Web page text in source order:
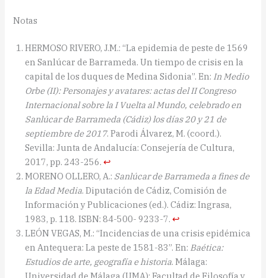
Notas
HERMOSO RIVERO, J.M.: “La epidemia de peste de 1569
en Sanlúcar de Barrameda. Un tiempo de crisis en la
capital de los duques de Medina Sidonia”. En: In Medio
Orbe (II): Personajes y avatares: actas del II Congreso
Internacional sobre la I Vuelta al Mundo, celebrado en
Sanlúcar de Barrameda (Cádiz) los días 20 y 21 de
septiembre de 2017. Parodi Álvarez, M. (coord.).
Sevilla: Junta de Andalucía: Consejería de Cultura,
2017, pp. 243-256.↩︎
MORENO OLLERO, A.: Sanlúcar de Barrameda a fines de
la Edad Media. Diputación de Cádiz, Comisión de
Información y Publicaciones (ed.). Cádiz: Ingrasa,
1983, p. 118. ISBN: 84-500- 9233-7.↩︎
LEÓN VEGAS, M.: “Incidencias de una crisis epidémica
en Antequera: La peste de 1581-83”. En: Baética:
Estudios de arte, geografía e historia. Málaga: